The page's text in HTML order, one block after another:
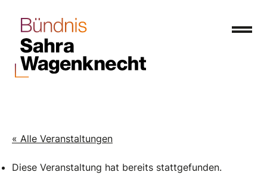
« Alle Veranstaltungen
Diese Veranstaltung hat bereits stattgefunden.